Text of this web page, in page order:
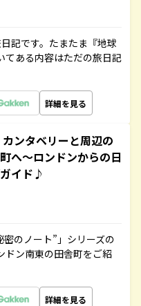
記です。たまたま『地球
てある内容はただの旅日記
詳細を見る
ンタベリーと周辺の
へ～ロンドンからの日
イド♪
のノート”」シリーズの
ドン南東の田舎町をご紹
詳細を見る